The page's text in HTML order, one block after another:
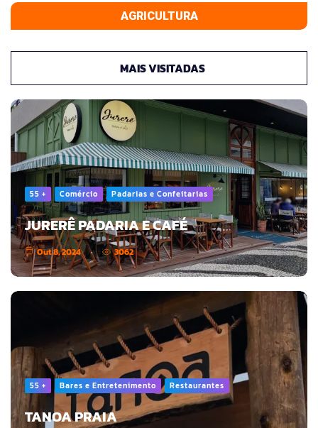
AGRICULTURA
MAIS VISITADAS
55 + Comércio Padarias e Confeitarias
JURERÊ PADARIA E CAFÉ
Out 8, 2024 3062
55 + Bares e Entretenimento Restaurantes
TANOA PRAIA